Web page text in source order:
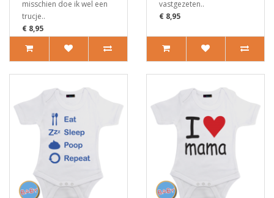
misschien doe ik wel een
trucje..
€ 8,95
vastgezeten..
€ 8,95